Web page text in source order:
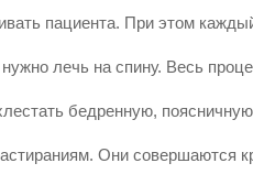
пациента. При этом
лечь на спину. Весь
бедренную,
Они совершаются